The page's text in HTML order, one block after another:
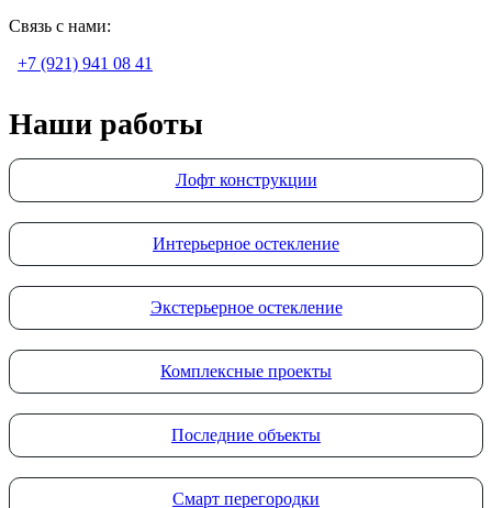
Связь с нами:
+7 (921) 941 08 41
Наши работы
Лофт конструкции
Интерьерное остекление
Экстерьерное остекление
Комплексные проекты
Последние объекты
Смарт перегородки